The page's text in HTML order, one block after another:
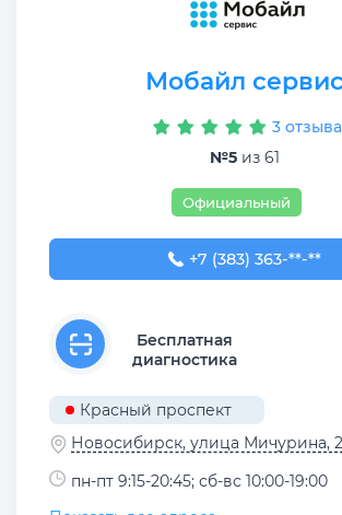
Мобайл сервис
3 отзыва
№5 из 61
Официальный
+7 (383) 363-99-09
+7 (383) 363-**-**
Бесплатная
диагностика
Красный проспект
Новосибирск, улица Мичурина, 2
пн-пт 9:15-20:45; сб-вс 10:00-19:00